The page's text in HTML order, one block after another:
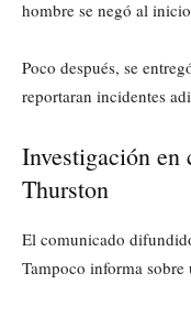
hombre se negó al
Poco después, se
reportaran incidentes
Investigación en
Thurston
El comunicado
Tampoco informa sobre